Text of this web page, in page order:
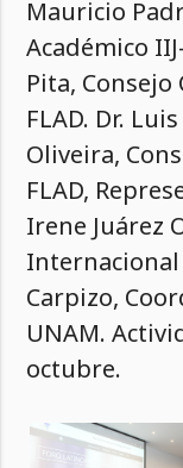
Mauricio
Académico
Pita,
FLAD. Dr.
Oliveira,
FLAD,
Irene Juárez
Internacional
Carpizo,
UNAM.
octubre.